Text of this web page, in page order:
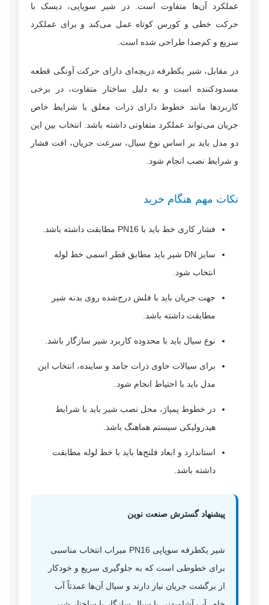
عملکرد آن‌ها متفاوت است. در شیر سوپاپی، دیسک با
حرکت خطی و کورس کوتاه عمل می‌کند و برای عملکرد
سریع و کم‌صدا طراحی شده است.
در مقابل، شیر یکطرفه دریچه‌ای دارای حرکت آونگی قطعه
مسدودکننده است و به دلیل ساختار متفاوت، در برخی
کاربردها مانند خطوط دارای ذرات معلق یا شرایط خاص
جریان می‌تواند عملکرد متفاوتی داشته باشد. انتخاب بین این
دو مدل باید بر اساس نوع سیال، سرعت جریان، افت فشار
و شرایط نصب انجام شود.
نکات مهم هنگام خرید
فشار کاری خط باید با PN16 مطابقت داشته باشد.
سایز DN شیر باید مطابق قطر اسمی خط لوله
انتخاب شود.
جهت جریان باید با فلش درج‌شده روی بدنه شیر
مطابقت داشته باشد.
نوع سیال باید با محدوده کاربرد شیر سازگار باشد.
برای سیالات حاوی ذرات جامد و ساینده، انتخاب این
مدل باید با احتیاط انجام شود.
در خطوط پمپاژ، محل نصب شیر باید با شرایط
هیدرولیکی سیستم هماهنگ باشد.
استاندارد و ابعاد فلنج‌ها باید با خط لوله مطابقت
داشته باشد.
پیشنهاد گسترش صنعت نوین
شیر یکطرفه سوپاپی PN16 میراب انتخاب مناسبی
برای خطوطی است که به جلوگیری سریع و خودکار
از برگشت جریان نیاز دارند و سیال آن‌ها عمدتاً آب